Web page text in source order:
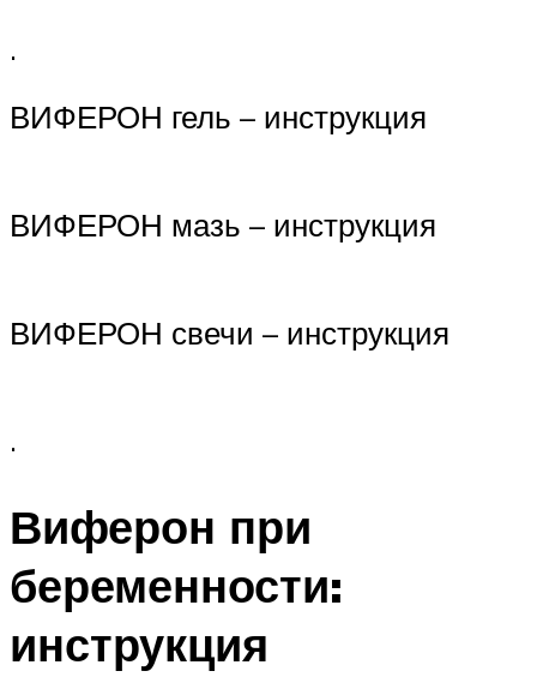
.
ВИФЕРОН гель – инструкция
ВИФЕРОН мазь – инструкция
ВИФЕРОН свечи – инструкция
.
Виферон при
беременности:
инструкция